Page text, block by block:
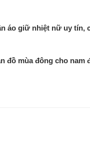
áo giữ nhiệt nữ uy tín,
đồ mùa đông cho nam